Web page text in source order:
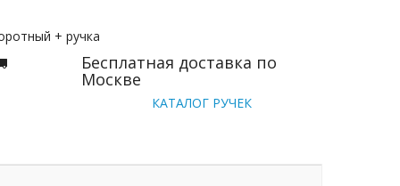
+ ручка
Бесплатная доставка по
Москве
КАТАЛОГ РУЧЕК